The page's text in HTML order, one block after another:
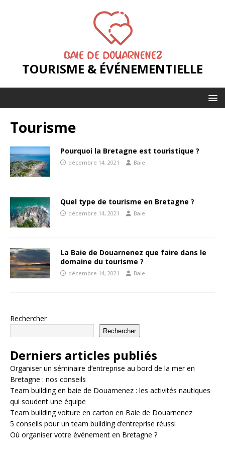
TOURISME & ÉVÉNEMENTIELLE
Tourisme
Pourquoi la Bretagne est touristique ?
décembre 14, 2021 Baie
Quel type de tourisme en Bretagne ?
décembre 14, 2021 Baie
La Baie de Douarnenez que faire dans le
domaine du tourisme ?
décembre 14, 2021 Baie
Rechercher
Rechercher
Derniers articles publiés
Organiser un séminaire d’entreprise au bord de la mer en
Bretagne : nos conseils
Team building en baie de Douarnenez : les activités nautiques
qui soudent une équipe
Team building voiture en carton en Baie de Douarnenez
5 conseils pour un team building d’entreprise réussi
Où organiser votre événement en Bretagne ?